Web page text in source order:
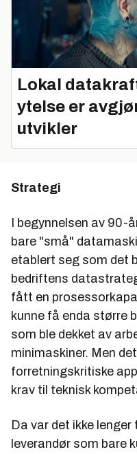
Lokal
ytelse er
utvikler
Strategi
I begynnelsen av 90-
bare "små"
etablert seg som det
bedriftens
fått en
kunne få enda større
som ble dekket av
minimaskiner. Men
forretningskritiske
krav til teknisk
Da var det ikke
leverandør som bare